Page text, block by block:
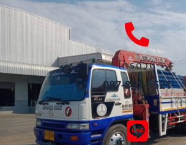
โทรด่วน
087-851-5521